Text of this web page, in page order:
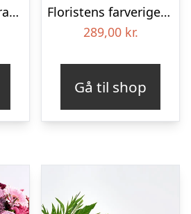
Gylden båredekoration
Floristens farverige kondolencebuket
289,00 kr.
Gå til shop